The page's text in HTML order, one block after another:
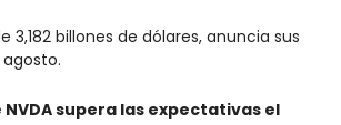
3,182 billones de dólares, anuncia sus
supera las expectativas el